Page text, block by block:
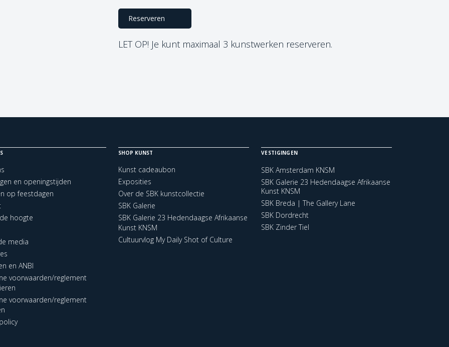
Reserveren
LET OP! Je kunt maximaal 3 kunstwerken reserveren.
en openingstijden
op feestdagen
hoogte
media
en ANBI
voorwaarden/reglement
voorwaarden/reglement
SHOP KUNST
Kunst cadeaubon
Exposities
Over de SBK kunstcollectie
SBK Galerie
SBK Galerie 23 Hedendaagse Afrikaanse
Kunst KNSM
Cultuurvlog My Daily Shot of Culture
VESTIGINGEN
SBK Amsterdam KNSM
SBK Galerie 23 Hedendaagse Afrikaanse
Kunst KNSM
SBK Breda | The Gallery Lane
SBK Dordrecht
SBK Zinder Tiel